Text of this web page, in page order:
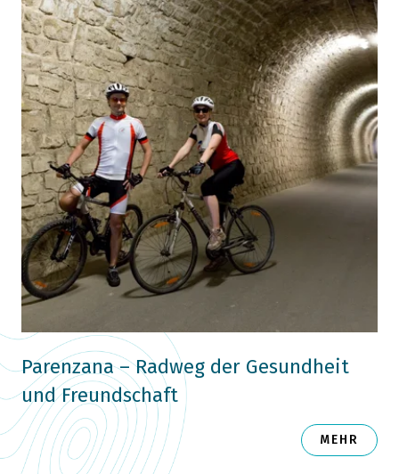
Parenzana – Radweg der Gesundheit
und Freundschaft
MEHR